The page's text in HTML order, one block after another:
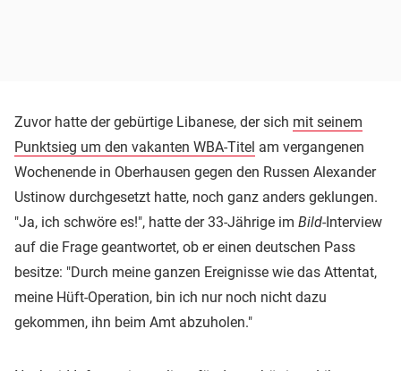
Zuvor hatte der gebürtige Libanese, der sich mit seinem
Punktsieg um den vakanten WBA-Titel am vergangenen
Wochenende in Oberhausen gegen den Russen Alexander
Ustinow durchgesetzt hatte, noch ganz anders geklungen.
"Ja, ich schwöre es!", hatte der 33-Jährige im Bild-Interview
auf die Frage geantwortet, ob er einen deutschen Pass
besitze: "Durch meine ganzen Ereignisse wie das Attentat,
meine Hüft-Operation, bin ich nur noch nicht dazu
gekommen, ihn beim Amt abzuholen."